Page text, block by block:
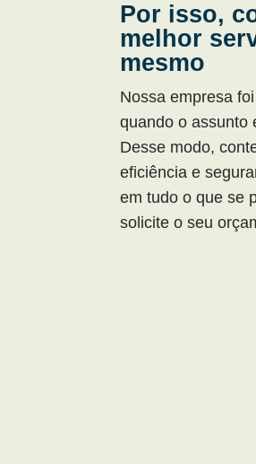
Por isso,
melhor
mesmo
Nossa empresa
quando o assunto
Desse modo,
eficiência e
em tudo o que se
solicite o seu